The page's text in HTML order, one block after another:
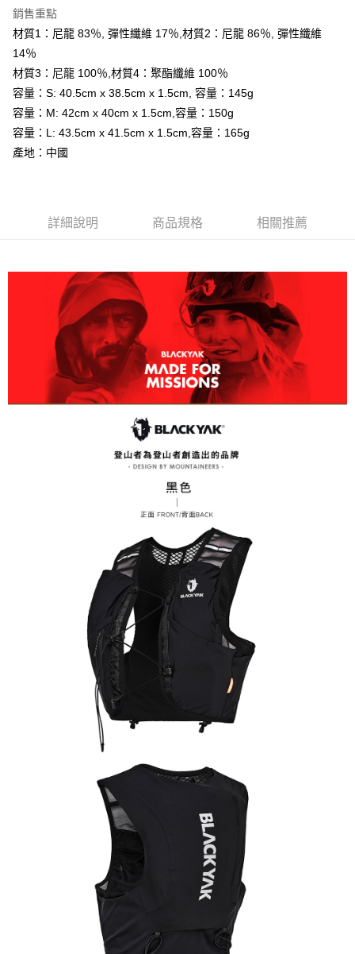
3.實際核准額度、可分期數及費用金額請依後續交易確認頁面所載為準。
4.訂單成立30分鐘內，如未前往確認交易或遇審核未通過，訂單將自動取
消。如遇「轉專審核」未通過狀況，表示未達大哥付你分期系統評分，恕無
法說明評估內容。
1.分期款項不併入電信帳單，「大哥付你分期」於每月結算日後寄送繳費提
醒簡訊。
2.透過簡訊連結打開帳單後，可選擇「超商條碼／台灣大直營門市／銀行轉
帳／街口支付／iPASS MONEY」等通路繳費。
【注意事項】
資料（包含姓名、電話或地址）提供予台灣大哥大進項蒐集、處理及利用，
便利好安心！
１．簡單：不需註冊會員、不需綁卡、不需儲值。
２．便利：只要手機號碼，簡訊認證，即可結帳。
３．安心：先確認商品／服務後，再付款。
１．於結帳方式選擇「AFTEE先享後付」後，將跳轉至「AFTEE先享後付」
結帳頁面，進行簡訊認證並確認金額後，即可完成結帳。
２．訂單成立數日內，您將收到繳費通知簡訊。
３．收到繳費通知簡訊後14天內，點擊此簡訊中的連結，可透過四大超商／
ATM／網路銀行／等多元方式進行付款，方視為交易完成。
是否繳費成功／繳費後需取消欲退款等相關疑問，請聯繫「AFTEE先享後付
【注意事項】
１．透過由恩沛科技股份有限公司提供之「AFTEE先享後付」服務完成之交
易，需依本服務之必要範圍內提供個人資料，並將交易相關給付款項請求債
權轉讓予恩沛科技股份有限公司。
２．關於個人資料處理事宜，請瀏覽以下網址：
https://aftee.tw/terms/#terms3
３．未成年的使用者請事先徵得法定代理人或監護人之同意方可使用
「AFTEE先享後付」，若未經同意申辦者引起之損失，本公司不負相關責
４．使用「AFTEE先享後付」時，將依據個別帳號之用戶狀況，依本公司即
５．嚴禁一人註冊多個帳號或使用他人資訊註冊。若發現惡意使用之情形，
恩沛科技股份有限公司將有權停止該用戶之使用額度並採取法律行動。
運送方式
全家取貨付款
每筆NT$60，滿NT$599(含以上)免運費
付款後全家取貨
每筆NT$60，滿NT$599(含以上)免運費
付款後萊爾富取貨
每筆NT$60，滿NT$799(含以上)免運費
付款後7-11取貨
每筆NT$60，滿NT$799(含以上)免運費
每筆NT$70，滿NT$799(含以上)免運費
銷售重點
材質1：尼龍 83％, 彈性纖維 17％,材質2：尼龍 86％, 彈性纖維
14％
材質3：尼龍 100％,材質4：聚酯纖維 100％
容量：S: 40.5cm x 38.5cm x 1.5cm, 容量：145g
容量：M: 42cm x 40cm x 1.5cm,容量：150g
容量：L: 43.5cm x 41.5cm x 1.5cm,容量：165g
產地：中國
詳細說明 商品規格 相關推薦